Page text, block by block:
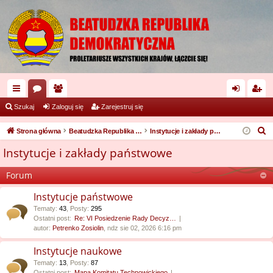
ię
ce
or
a
ży
tk
cy
og ej
j
Szukaj Zaloguj się Zarejestruj się
Strona główna Beatudzka Republika Demokratyczna Instytucje i zakłady państwowe
k
a
Instytucje i zakłady państwowe
Forum
Instytucje państwowe
Tematy: 43 Posty: 295
Ostatni post: Re: VI Posiedzenie Rady Decyz…
autor: Petrenko Zosiolin , ndz sie 02, 2026 6:16 pm
Instytucje naukowe
Tematy: 13 Posty: 87